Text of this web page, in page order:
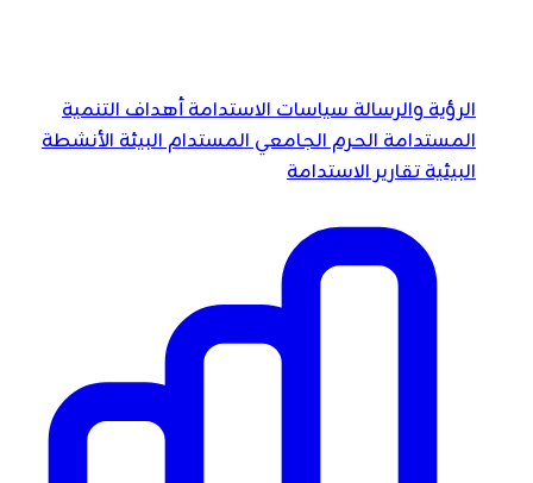
الرؤية والرسالةسياسات الاستدامةأهداف التنمية
المستدامةالحرم الجامعي المستدامالبيئةالأنشطة
البيئيةتقارير الاستدامة